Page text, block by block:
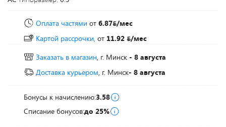
Оплата частями от 6.87 /мес
Картой рассрочки, от 11.92
/мес
Заказать в магазин, г. Минск - 8 августа
Доставка курьером, г. Минск- 8 августа
Бонусы к начислению:3.58
Списание бонусов:до 25%